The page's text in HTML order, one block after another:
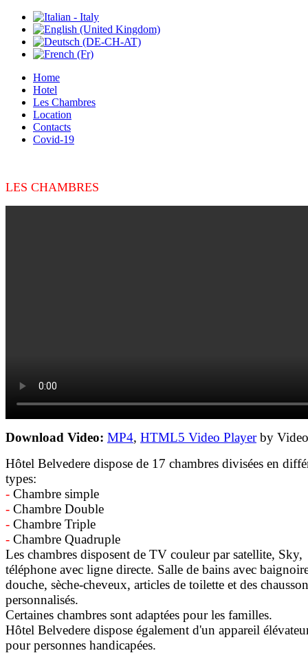
Home
Hotel
Les Chambres
Location
Contacts
Covid-19
LES CHAMBRES
Download Video: MP4, HTML5 Video Playerby
Hôtel Belvedere dispose de 17 chambres divisées en
types:
- Chambre simple
- Chambre Double
- Chambre Triple
- Chambre Quadruple
Les chambres disposent de TV couleur par satellite, Sky,
téléphone avec ligne directe. Salle de bains avec
douche, sèche-cheveux, articles de toilette et des
personnalisés.
Certaines chambres sont adaptées pour les familles.
Hôtel Belvedere dispose également d'un appareil
pour personnes handicapées.